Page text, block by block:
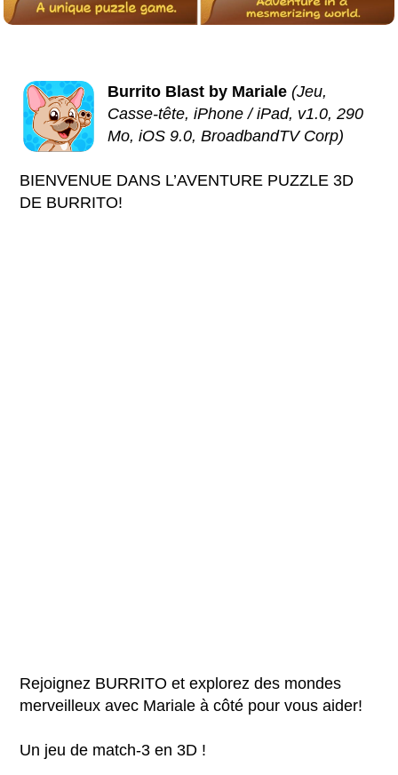
Burrito Blast by Mariale (Jeu,
Casse-tête, iPhone / iPad, v1.0, 290
Mo, iOS 9.0, BroadbandTV Corp)
BIENVENUE DANS L’AVENTURE PUZZLE 3D
DE BURRITO!
Rejoignez BURRITO et explorez des mondes
merveilleux avec Mariale à côté pour vous aider!
Un jeu de match-3 en 3D !